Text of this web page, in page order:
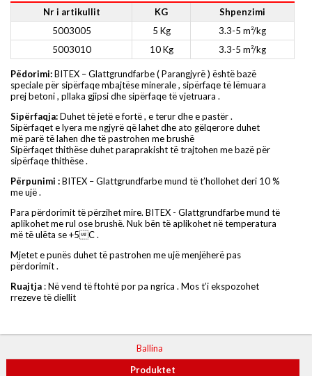
Nr i artikullit
KG
Shpenzimi
5003005
5 Kg
3.3-5 m²/kg
5003010
10 Kg 3.3-5 m²/kg
Pëdorimi:BITEX – Glattgrundfarbe ( Parangjyrë ) është bazë
speciale për sipërfaqe mbajtëse minerale , sipërfaqe të lëmuara
prej betoni , pllaka gjipsi dhe sipërfaqe të vjetruara .
Sipërfaqja:Duhet të jetë e fortë , e terur dhe e pastër .
Sipërfaqet e lyera me ngjyrë që lahet dhe ato gëlqerore duhet
më parë të lahen dhe të pastrohen me brushë
Sipërfaqet thithëse duhet paraprakisht të trajtohen me bazë për
sipërfaqe thithëse .
Përpunimi :BITEX – Glattgrundfarbe mund të t’hollohet deri 10 %
me ujë .
Para përdorimit të përzihet mire. BITEX - Glattgrundfarbe mund të
aplikohet me rul ose brushë. Nuk bën të aplikohet në temperatura
më të ulëta se +5C .
Mjetet e punës duhet të pastrohen me ujë menjëherë pas
përdorimit .
Ruajtja : Në vend të ftohtë por pa ngrica . Mos t’i ekspozohet
rrezeve të diellit
Ballina
Produktet